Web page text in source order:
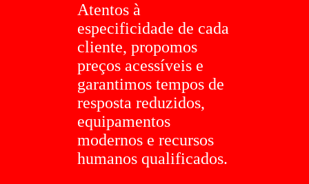
Atentos à
especificidade de cada
cliente, propomos
preços acessíveis e
garantimos tempos de
resposta reduzidos,
equipamentos
modernos e recursos
humanos qualificados.